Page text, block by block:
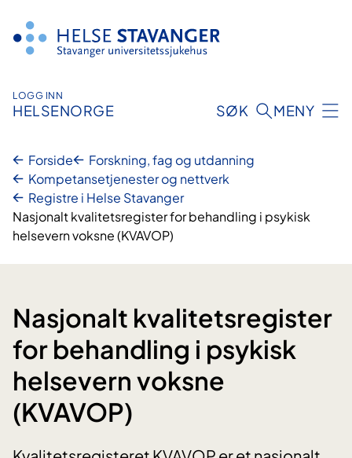
innhold
LOGG INN
HELSENORGE SØK MENY
Forside
Forskning, fag og utdanning
Kompetansetjenester og nettverk
Registre i Helse Stavanger
Nasjonalt kvalitetsregister for behandling i psykisk
helsevern voksne (KVAVOP)
Nasjonalt kvalitetsregister
for behandling i psykisk
helsevern voksne
(KVAVOP)